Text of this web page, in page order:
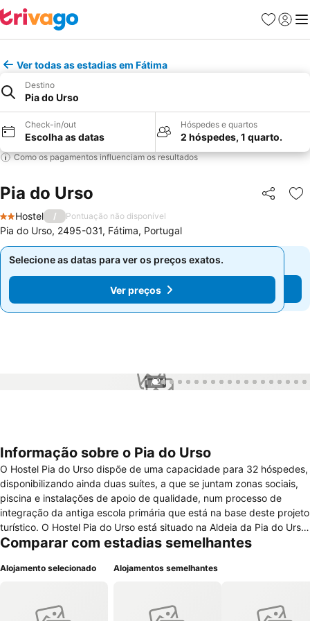
Favoritos
Iniciar
Ver todas as estadias em Fátima
Destino
Pia do Urso
Check-in/out
Escolha as datas
Hóspedes e quartos
2 hóspedes, 1 quarto.
Como os pagamentos influenciam os resultados
Pia do Urso Partilhar
2 Estrelas
Hostel / Pontuação não disponível
Pia do Urso, 2495-031, Fátima, Portugal
Selecione as datas para ver os preços exatos.
Ver preços
Selecione as datas para ver os preços exatos.
Ver preços
1 / 24
Informação sobre o Pia do Urso
O Hostel Pia do Urso dispõe de uma capacidade para 32 hóspedes,
disponibilizando ainda duas suítes, a que se juntam zonas sociais,
piscina e instalações de apoio de qualidade, num processo de
integração da antiga escola primária que está na base deste projeto
turístico. O Hostel Pia do Urso está situado na Aldeia da Pia do Urso,
São Mamede, Batalha com acesso direto ao Ecoparque Sensorial da
homologado pela UVP/Federação Portuguesa de Ciclismo. O Hostel
turístico, como o Mosteiro da Batalha, as grutas da Moeda e o
Comparar com estadias semelhantes
Alojamento selecionado Alojamentos semelhantes